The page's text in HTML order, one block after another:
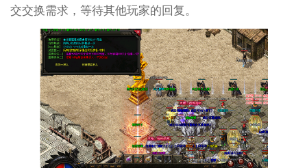
交交换需求，等待其他玩家的回复。